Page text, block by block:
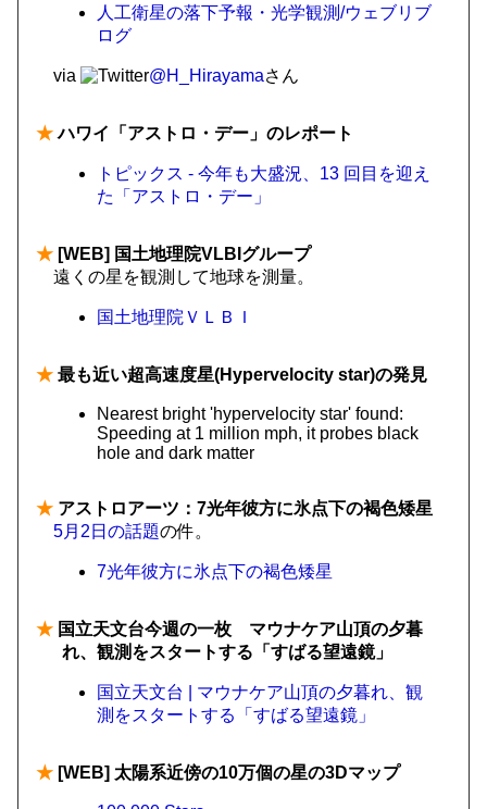
人工衛星の落下予報・光学観測/ウェブリブ
ログ
via @H_Hirayamaさん
★ハワイ「アストロ・デー」のレポート
トピックス - 今年も大盛況、13 回目を迎え
た「アストロ・デー」
★ [WEB] 国土地理院VLBIグループ
遠くの星を観測して地球を測量。
国土地理院ＶＬＢＩ
★ 最も近い超高速度星(Hypervelocity star)の発見
Nearest bright 'hypervelocity star' found:
Speeding at 1 million mph, it probes black
hole and dark matter
★ アストロアーツ：7光年彼方に氷点下の褐色矮星
5月2日の話題の件。
7光年彼方に氷点下の褐色矮星
★ 国立天文台今週の一枚 マウナケア山頂の夕暮
れ、観測をスタートする「すばる望遠鏡」
国立天文台 | マウナケア山頂の夕暮れ、観
測をスタートする「すばる望遠鏡」
★ [WEB] 太陽系近傍の10万個の星の3Dマップ